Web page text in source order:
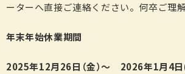
ーターへ直接ご連絡ください。何卒ご理
年末年始休業期間
2025年12月26日（金）～ 2026年1月4